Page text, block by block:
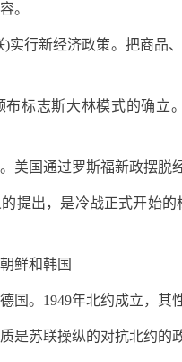
。
)实行新经济政策。把商品
布标志斯大林模式的确
美国通过罗斯福新政摆
提出，是冷战正式开始
鲜和韩国
国。1949年北约成立，
是苏联操纵的对抗北约的